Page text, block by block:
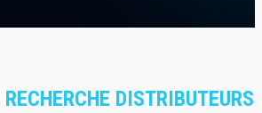
RECHERCHE DISTRIBUTEURS